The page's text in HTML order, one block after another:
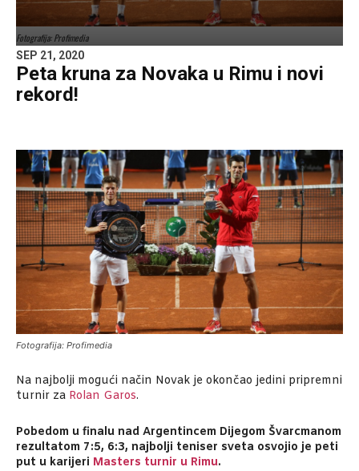
Fotografija: Profimedia
SEP 21, 2020
Peta kruna za Novaka u Rimu i novi
rekord!
Fotografija: Profimedia
Na najbolji mogući način Novak je okončao jedini pripremni
turnir za Rolan Garos.
Pobedom u finalu nad Argentincem Dijegom Švarcmanom
rezultatom 7:5, 6:3, najbolji teniser sveta osvojio je peti
put u karijeri Masters turnir u Rimu.